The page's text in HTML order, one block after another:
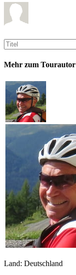
Mehr zum Tourautor
Land: Deutschland